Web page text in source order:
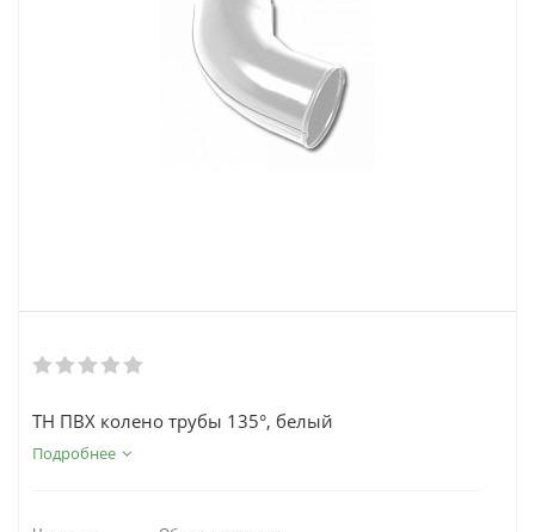
ТН ПВХ колено трубы 135°, белый
Подробнее